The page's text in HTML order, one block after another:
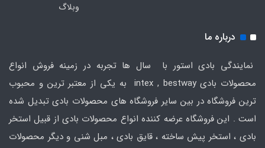
وبلاگ
درباره ما
نمایندگی بادی استور با سال ها تجربه در زمینه فروش انواع
محصولات بادی intex , bestway به یکی از معتبر ترین و محبوب
ترین فروشگاه در بین سایر فروشگاه های محصولات بادی تبدیل شده
است . این فروشگاه عرضه کننده انواع محصولات بادی از قبیل استخر
بادی ، استخر پیش ساخته ، قایق بادی ، مبل شنی و دیگر محصولات